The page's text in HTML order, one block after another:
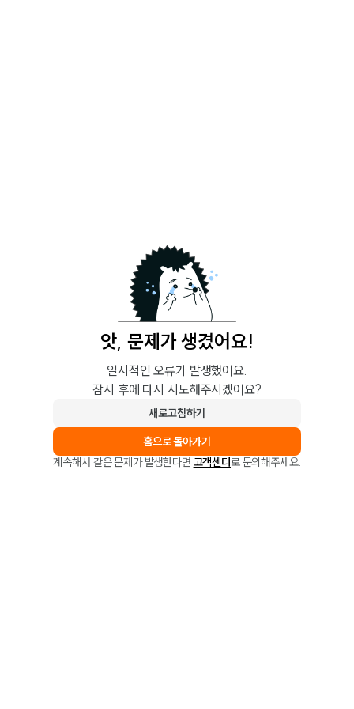
앗, 문제가 생겼어요!
일시적인 오류가 발생했어요.
잠시 후에 다시 시도해주시겠어요?
새로고침하기
홈으로 돌아가기
계속해서 같은 문제가 발생한다면 고객센터로 문의해주세요.